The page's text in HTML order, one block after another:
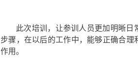
此次培训，让参训人员更加明晰
步骤，在以后的工作中，能够正确合
作用。